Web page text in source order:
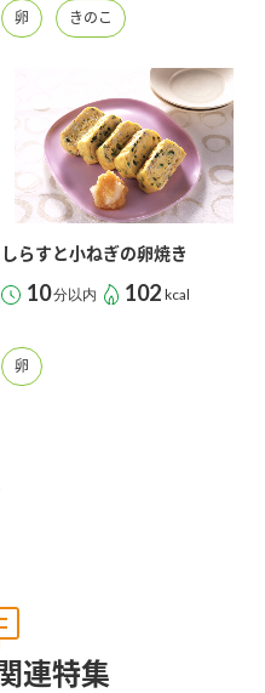
鍋用調味料
たれ
中華
レモン果汁
アーカイブ）
いること
卵 きのこ
しらすと小ねぎの卵焼き
10分以内 102 kcal
卵
連特集